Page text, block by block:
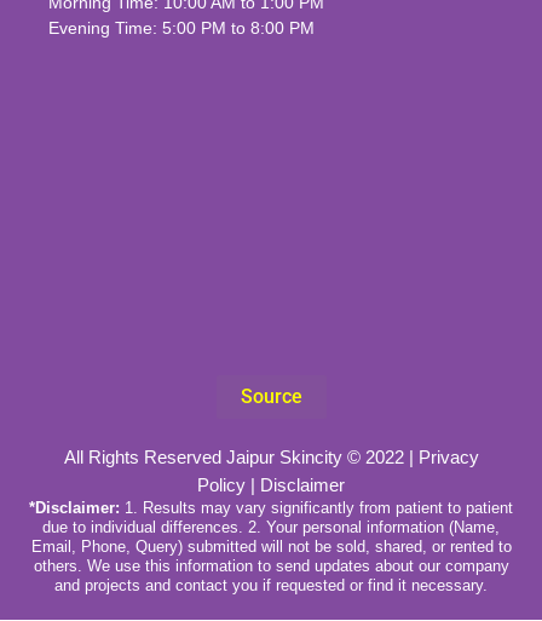
Evening Time: 5:00 PM to 8:00 PM
Source
All Rights Reserved Jaipur Skincity © 2022 | Privacy
Policy | Disclaimer
*Disclaimer: 1. Results may vary significantly from patient to patient
due to individual differences. 2. Your personal information (Name,
Email, Phone, Query) submitted will not be sold, shared, or rented to
others. We use this information to send updates about our company
and projects and contact you if requested or find it necessary.